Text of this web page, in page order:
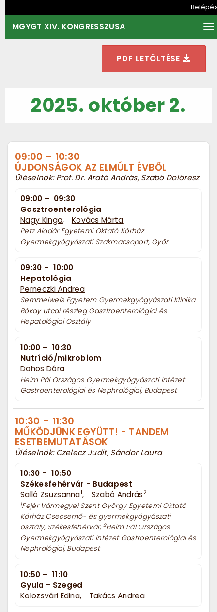
MGYGT XIV. KONGRESSZUSA
PDF LETÖLTÉSE
2025. október 2.
09:00 – 10:30
ÚJDONSÁGOK AZ ELMÚLT ÉVBŐL
Üléselnök: Prof. Dr. Arató András, Szabó Dolóresz
09:00 – 09:30
Gasztroenterológia
Nagy Kinga, Kovács Márta
Petz Aladár Egyetemi Oktató Kórház
Gyermekgyógyászati Szakmacsoport, Győr
09:30 – 10:00
Hepatológia
Perneczki Andrea
Semmelweis Egyetem Gyermekgyógyászati Klinika
Bókay utcai részleg Gasztroenterológiai és
Hepatológiai Osztály
10:00 – 10:30
Nutríció/mikrobiom
Dohos Dóra
Heim Pál Országos Gyermekgyógyászati Intézet
Gastroenterológiai és Nephrológiai, Budapest
10:30 – 11:30
MŰKÖDJÜNK EGYÜTT! - TANDEM
ESETBEMUTATÁSOK
Üléselnök: Czelecz Judit, Sándor Laura
10:30 – 10:50
Székesfehérvár - Budapest
Salló Zsuzsanna1, Szabó András2
1Fejér Vármegyei Szent György Egyetemi Oktató
Kórház Csecsemő- és gyermekgyógyászati
osztály, Székesfehérvár,2Heim Pál Országos
Gyermekgyógyászati Intézet Gastroenterológiai és
Nephrológiai, Budapest
10:50 – 11:10
Gyula - Szeged
Kolozsvári Edina, Takács Andrea